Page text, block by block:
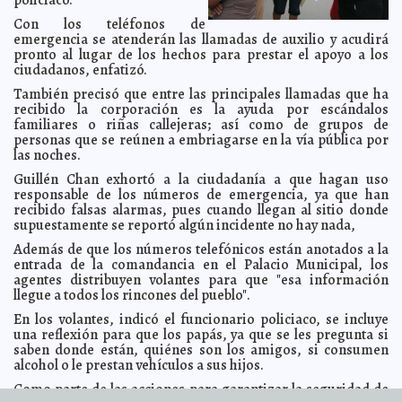
2011-03-25 14:59:47 Congrega El lago de los Cisnes a más de diez mil
meridanos A7
2011-03-25 14:33:32 Entrega el Ayuntamiento de Chicxulub Pueblo 56 lap
tops a jóvenes de la población
2011-03-25 14:30:21 "Fui reelecto conforme a la ley": Pedro Cabrera Quijano
Guillermo Barrera Fernandez
2011-03-25 12:54:48 Difícilmente podrán hacer el concierto de Shakira en
terrenos de la Estación Central Lois Izquierdo
2011-03-25 12:26:48
Fernandez
2011-03-25 09:37:06 Se hizo justicia: Purificación Carpinteyro
Guillermo Barrera
Fernandez
2011-03-25 09:20:44 Calles peligrosas en Mérida Lois Izquierdo
2011-03-25 09:10:40 El discurso del Rey o la estrategia del Oscar Federico
Wilder
2011-03-24 17:03:04 Funcionarios municipales aprovechan al máximo
generosa prestación Javier Eduardo Cámara Menéndez
2011-03-24 12:23:34 Inconformidad sobre la integración de la agenda
legislativa Guillermo Barrera Fernandez
2011-03-24 12:19:54 Promoverá Comuna concierto de Shakira en el
Tianguis Turístico de Acapulco A7
Con los teléfonos de
emergencia se atenderán las llamadas de auxilio y acudirá
pronto al lugar de los hechos para prestar el apoyo a los
ciudadanos, enfatizó.
También precisó que entre las principales llamadas que ha
recibido la corporación es la ayuda por escándalos
familiares o riñas callejeras; así como de grupos de
personas que se reúnen a embriagarse en la vía pública por
las noches.
Guillén Chan exhortó a la ciudadanía a que hagan uso
responsable de los números de emergencia, ya que han
recibido falsas alarmas, pues cuando llegan al sitio donde
supuestamente se reportó algún incidente no hay nada,
Además de que los números telefónicos están anotados a la
entrada de la comandancia en el Palacio Municipal, los
agentes distribuyen volantes para que "esa información
llegue a todos los rincones del pueblo".
En los volantes, indicó el funcionario policiaco, se incluye
una reflexión para que los papás, ya que se les pregunta si
saben donde están, quiénes son los amigos, si consumen
alcohol o le prestan vehículos a sus hijos.
Como parte de las acciones para garantizar la seguridad de